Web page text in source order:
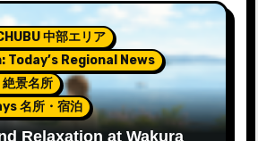
中部エリア
Today’s Regional News
景名所
名所・宿泊
Relaxation at Wakura